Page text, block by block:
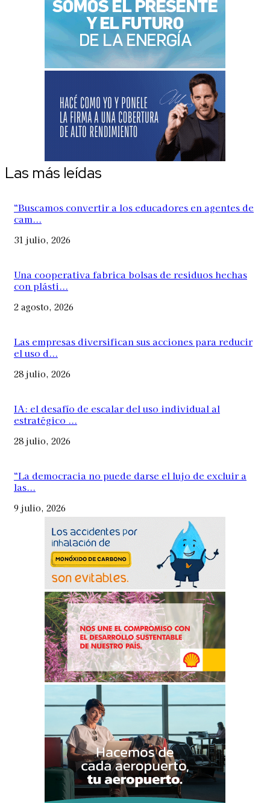
Las más leídas
“Buscamos convertir a los educadores en agentes de
cam...
31 julio, 2026
Una cooperativa fabrica bolsas de residuos hechas
con plásti...
2 agosto, 2026
Las empresas diversifican sus acciones para reducir
el uso d...
28 julio, 2026
IA: el desafío de escalar del uso individual al
estratégico ...
28 julio, 2026
“La democracia no puede darse el lujo de excluir a
las...
9 julio, 2026